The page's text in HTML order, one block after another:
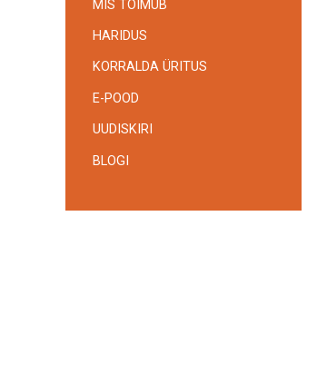
MIS TOIMUB
HARIDUS
KORRALDA ÜRITUS
E-POOD
UUDISKIRI
BLOGI